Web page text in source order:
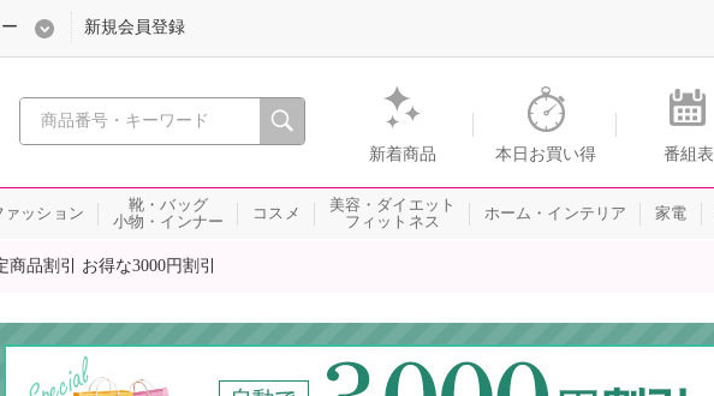
心おどる、瞬間を。通販・テレビショッピングのショップチャンネル
新着商品 本日お買い得 番組表
新規会員登録
ァッション
靴・バッグ
小物・インナー
コスメ
美容・ダイエット
フィットネス
ホーム・インテリア 家電
商品割引 お得な3000円割引